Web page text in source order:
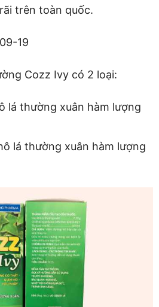
trên toàn quốc.
19
Cozz Ivy có 2 loại:
lá thường xuân hàm lượng
lá thường xuân hàm lượng